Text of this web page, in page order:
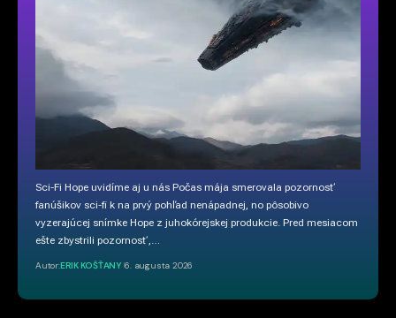
Sci-Fi Hope uvidíme aj u nás Počas mája smerovala pozornosť
fanúšikov sci-fi k na prvý pohľad nenápadnej, no pôsobivo
vyzerajúcej snímke Hope z juhokórejskej produkcie. Pred mesiacom
ešte zbystrili pozornosť,…
Autor:ERIK KOŠŤANY 6. augusta 2026